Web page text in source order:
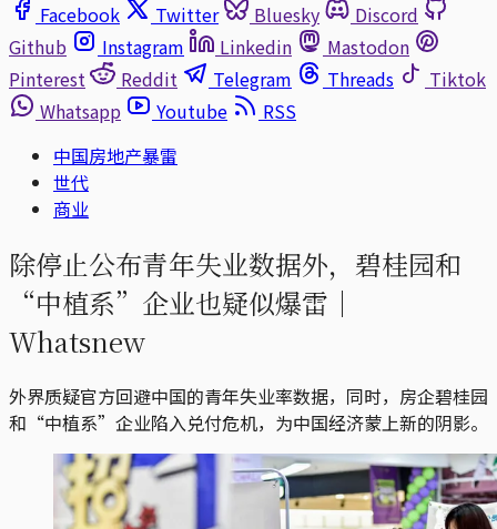
Facebook
Twitter Bluesky
Discord
Github
Instagram Linkedin
Mastodon
Pinterest
Reddit Telegram Threads
Tiktok
Whatsapp
Youtube
RSS
中国房地产暴雷
世代
商业
除停止公布青年失业数据外，碧桂园和
“中植系”企业也疑似爆雷｜
Whatsnew
外界质疑官方回避中国的青年失业率数据，同时，房企碧桂园
和“中植系”企业陷入兑付危机，为中国经济蒙上新的阴影。